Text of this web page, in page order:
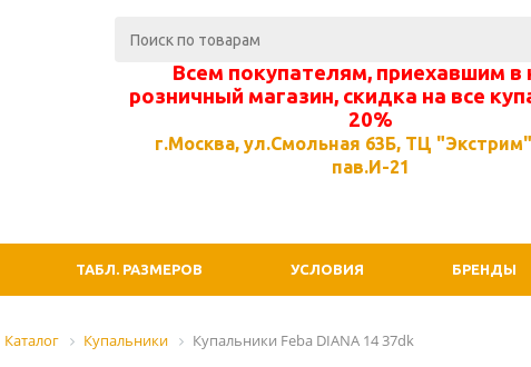
Всем покупателям, приехавшим в
розничный магазин, скидка на все
20%
г.Москва, ул.Смольная 63Б, ТЦ
пав.И-21
ТАБЛ. РАЗМЕРОВ УСЛОВИЯ БРЕНДЫ
Каталог Купальники Купальники Feba DIANA 14 37dk